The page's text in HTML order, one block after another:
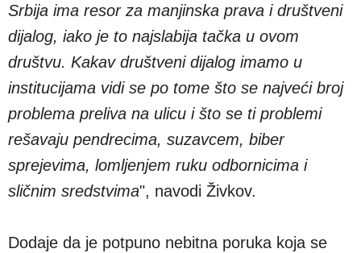
Srbija ima resor za manjinska prava i društveni
dijalog, iako je to najslabija tačka u ovom
društvu. Kakav društveni dijalog imamo u
institucijama vidi se po tome što se najveći broj
problema preliva na ulicu i što se ti problemi
rešavaju pendrecima, suzavcem, biber
sprejevima, lomljenjem ruku odbornicima i
sličnim sredstvima", navodi Živkov.
Dodaje da je potpuno nebitna poruka koja se